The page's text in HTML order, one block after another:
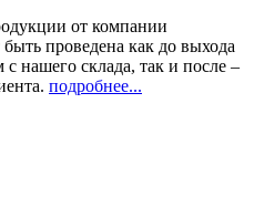
от компании
проведена как до выхода
нашего склада, так и после –
подробнее...